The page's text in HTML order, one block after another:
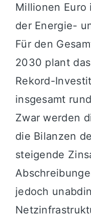
Millionen Euro
der Energie-
Für den
2030 plant
Rekord-
insgesamt
Zwar werden
die Bilanzen
steigende
jedoch